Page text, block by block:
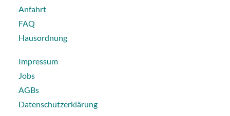
Anfahrt
FAQ
Hausordnung
Impressum
Jobs
AGBs
Datenschutzerklärung